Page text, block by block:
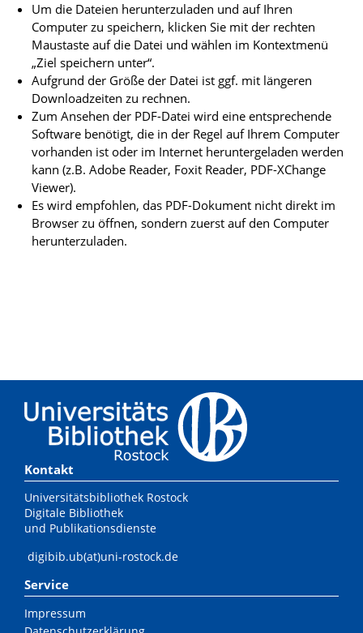
Um die Dateien herunterzuladen und auf Ihren
Computer zu speichern, klicken Sie mit der rechten
Maustaste auf die Datei und wählen im Kontextmenü
„Ziel speichern unter“.
Aufgrund der Größe der Datei ist ggf. mit längeren
Downloadzeiten zu rechnen.
Zum Ansehen der PDF-Datei wird eine entsprechende
Software benötigt, die in der Regel auf Ihrem Computer
vorhanden ist oder im Internet heruntergeladen werden
kann (z.B. Adobe Reader, Foxit Reader, PDF-XChange
Viewer).
Es wird empfohlen, das PDF-Dokument nicht direkt im
Browser zu öffnen, sondern zuerst auf den Computer
herunterzuladen.
Kontakt
Universitätsbibliothek Rostock
Digitale Bibliothek
und Publikationsdienste
digibib.ub(at)uni-rostock.de
Service
Impressum